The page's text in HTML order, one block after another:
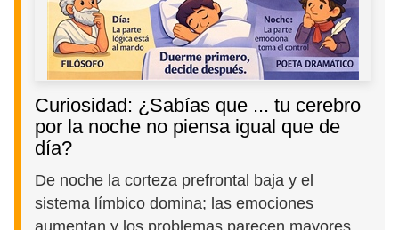
Curiosidad: ¿Sabías que ... tu cerebro
por la noche no piensa igual que de
día?
De noche la corteza prefrontal baja y el
sistema límbico domina; las emociones
aumentan y los problemas parecen mayores.